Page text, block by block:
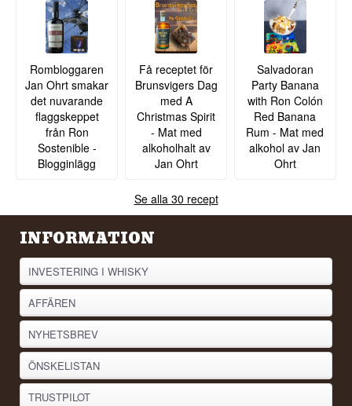
cocktail, en klassisk tikibareffekt som ger både
visuell dramatik och en karamelliserad arom.
Se hela vårt sortiment av
kryddnejlika.
Specifikationer
Namn: Admiral's Old J Spiced Rom
Region/Land: Storbritannien
Typ: Kryddad Rombaserad Spirit Drink
Storlek: 70 CL
EAN nr.: 5031992900011
Serveringsförslag: Njut med cola, ingefärsöl eller
Buteljerare: Old J
Smakprofil
Visste du att?
Amiral Edward Vernons smeknamn "Old Grog"
härstammade från det grosgrängtyg hans kappa
"grogg".
Se hela vårt sortiment avRom
Rombloggaren
Jan Ohrt smakar
det nuvarande
flaggskeppet
från Ron
Sostenible -
Blogginlägg
Få receptet för
Brunsvigers Dag
med A
Christmas Spirit
- Mat med
alkoholhalt av
Jan Ohrt
Salvadoran
Party Banana
with Ron Colón
Red Banana
Rum - Mat med
alkohol av Jan
Ohrt
Se alla 30 recept
INFORMATION
INVESTERING I WHISKY
AFFÄREN
NYHETSBREV
ÖNSKELISTAN
TRUSTPILOT